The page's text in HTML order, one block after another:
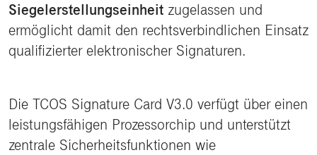
Siegelerstellungseinheit zugelassen und
ermöglicht damit den rechtsverbindlichen Einsatz
qualifizierter elektronischer Signaturen.
Die TCOS Signature Card V3.0 verfügt über einen
leistungsfähigen Prozessorchip und unterstützt
zentrale Sicherheitsfunktionen wie